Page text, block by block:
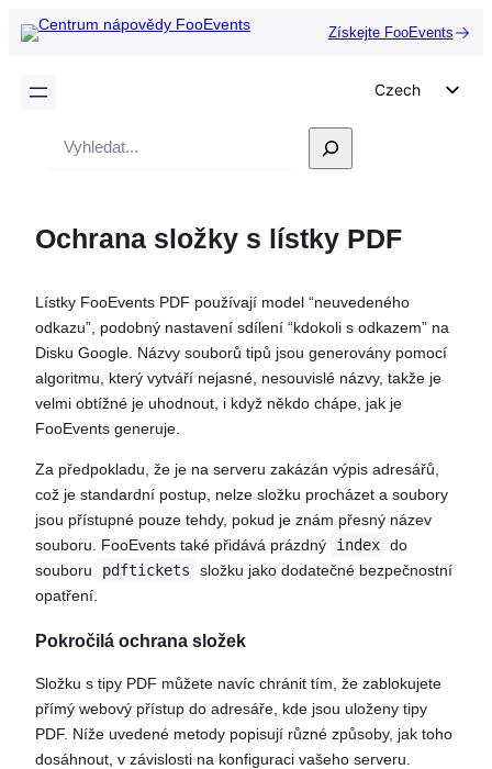
Získejte FooEvents
Czech
Spanish
Portuguese
Polish
Greek
Vyhledávání
Ochrana složky s lístky PDF
Lístky FooEvents PDF používají model “neuvedeného
odkazu”, podobný nastavení sdílení “kdokoli s odkazem” na
Disku Google. Názvy souborů tipů jsou generovány pomocí
algoritmu, který vytváří nejasné, nesouvislé názvy, takže je
velmi obtížné je uhodnout, i když někdo chápe, jak je
FooEvents generuje.
Za předpokladu, že je na serveru zakázán výpis adresářů,
což je standardní postup, nelze složku procházet a soubory
jsou přístupné pouze tehdy, pokud je znám přesný název
souboru. FooEvents také přidává prázdný
index do
souboru
pdftickets
složku jako dodatečné bezpečnostní
opatření.
Pokročilá ochrana složek
Složku s tipy PDF můžete navíc chránit tím, že zablokujete
přímý webový přístup do adresáře, kde jsou uloženy tipy
PDF. Níže uvedené metody popisují různé způsoby, jak toho
dosáhnout, v závislosti na konfiguraci vašeho serveru.